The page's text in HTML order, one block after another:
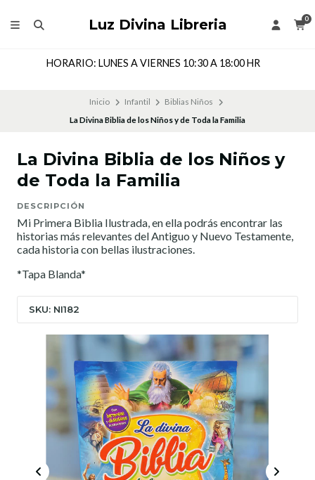
Luz Divina Libreria 0
Dirección: Cochrane 143 Local 205, Segundo Piso, Coronel,
Inicio Infantil
Biblias Niños
La Divina Biblia de los Niños y de Toda la Familia
La Divina Biblia de los Niños y
de Toda la Familia
DESCRIPCIÓN
Mi Primera Biblia Ilustrada, en ella podrás encontrar las
historias más relevantes del Antiguo y Nuevo Testamente,
cada historia con bellas ilustraciones.
*Tapa Blanda*
SKU: NI182